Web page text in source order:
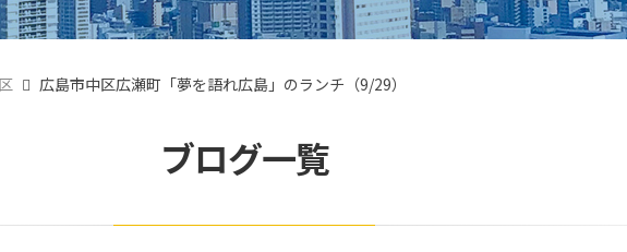
広島市中区広瀬町「夢を語れ広島」のランチ（9/29）
ブログ一覧